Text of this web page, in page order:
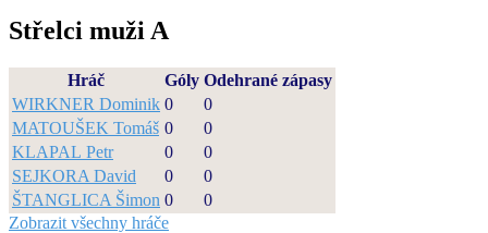
Střelci muži A
Hráč Góly Odehrané zápasy
WIRKNER Dominik 0
0
MATOUŠEK Tomáš 0
0
KLAPAL Petr
0
0
SEJKORA David
0
0
ŠTANGLICA Šimon 0
0
Zobrazit všechny hráče